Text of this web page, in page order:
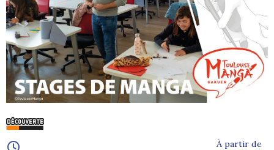
À partir de